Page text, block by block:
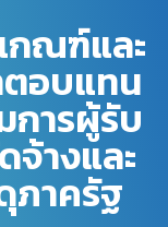
กณฑ์และ
ตอบแทน
ารผู้รับ
างและ
ภาครัฐ